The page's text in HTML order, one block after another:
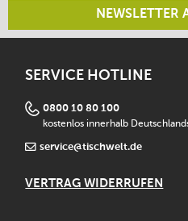
NEWSLETTER
SERVICE HOTLINE
0800 10 80 100
kostenlos innerhalb
service@tischwelt.de
VERTRAG WIDERRUFEN